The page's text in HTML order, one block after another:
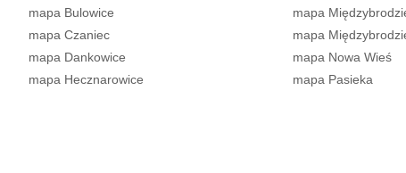
mapa Bulowice
mapa Czaniec
mapa Dankowice
mapa Hecznarowice
mapa
mapa
mapa Nowa Wieś
mapa Pasieka